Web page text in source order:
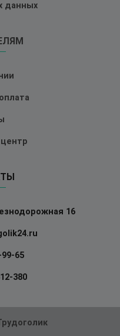
данных
16
65
380